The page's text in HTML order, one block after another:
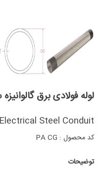
لوله فولادی برق
Steel Conduit
کد محصول : PA CG
توضیحات